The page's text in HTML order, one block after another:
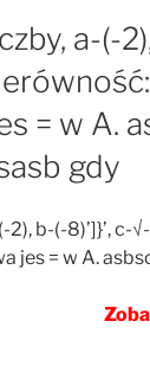
a-(-
= w A.
gdy
2), b-(-8)’]}’,
jes = w A.